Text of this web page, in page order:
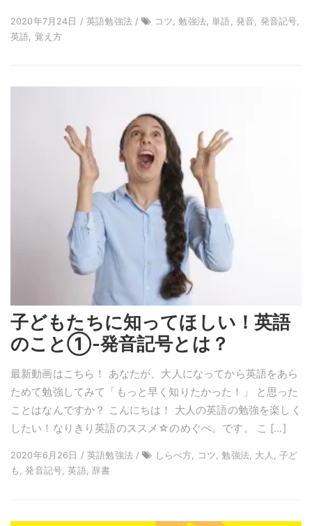
2020年7月24日 / 英語勉強法 /
コツ, 勉強法, 単語, 発音, 発音記号,
英語, 覚え方
子どもたちに知ってほしい！英語
のこと①-発音記号とは？
最新動画はこちら！ あなたが、大人になってから英語をあら
ためて勉強してみて「もっと早く知りたかった！」 と思った
ことはなんですか？ こんにちは！ 大人の英語の勉強を楽しく
したい！なりきり英語のススメ☆のめぐぺ。です。 こ […]
2020年6月26日 / 英語勉強法 /
しらべ方, コツ, 勉強法, 大人, 子ど
も, 発音記号, 英語, 辞書